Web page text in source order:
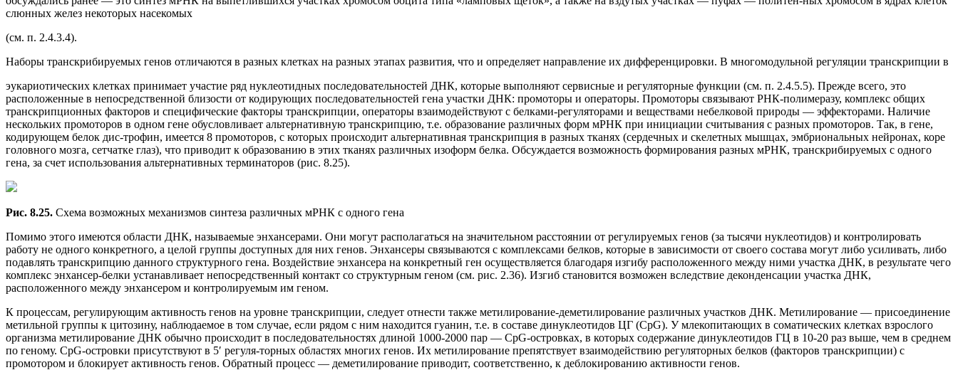
слюнных желез некоторых насекомых
(см. п. 2.4.3.4).
Наборы транскрибируемых генов отличаются в разных клетках на разных этапах развития, что и определяет направление их дифференцировки. В многомодульной регуляции транскрипции в
эукариотических клетках принимает участие ряд нуклеотидных последовательностей ДНК, которые выполняют сервисные и регуляторные функции (см. п. 2.4.5.5). Прежде всего, это
расположенные в непосредственной близости от кодирующих последовательностей гена участки ДНК: промоторы и операторы. Промоторы связывают РНК-полимеразу, комплекс общих
транскрипционных факторов и специфические факторы транскрипции, операторы взаимодействуют с белками-регуляторами и веществами небелковой природы — эффекторами. Наличие
нескольких промоторов в одном гене обусловливает альтернативную транскрипцию, т.е. образование различных форм мРНК при инициации считывания с разных промоторов. Так, в гене,
кодирующем белок дис-трофин, имеется 8 промоторов, с которых происходит альтернативная транскрипция в разных тканях (сердечных и скелетных мышцах, эмбриональных нейронах, коре
головного мозга, сетчатке глаз), что приводит к образованию в этих тканях различных изоформ белка. Обсуждается возможность формирования разных мРНК, транскрибируемых с одного
гена, за счет использования альтернативных терминаторов (рис. 8.25).
Рис. 8.25. Схема возможных механизмов синтеза различных мРНК с одного гена
Помимо этого имеются области ДНК, называемые энхансерами. Они могут располагаться на значительном расстоянии от регулируемых генов (за тысячи нуклеотидов) и контролировать
работу не одного конкретного, а целой группы доступных для них генов. Энхансеры связываются с комплексами белков, которые в зависимости от своего состава могут либо усиливать, либо
подавлять транскрипцию данного структурного гена. Воздействие энхансера на конкретный ген осуществляется благодаря изгибу расположенного между ними участка ДНК, в результате чего
комплекс энхансер-белки устанавливает непосредственный контакт со структурным геном (см. рис. 2.36). Изгиб становится возможен вследствие деконденсации участка ДНК,
расположенного между энхансером и контролируемым им геном.
К процессам, регулирующим активность генов на уровне транскрипции, следует отнести также метилирование-деметилирование различных участков ДНК. Метилирование — присоединение
метильной группы к цитозину, наблюдаемое в том случае, если рядом с ним находится гуанин, т.е. в составе динуклеотидов ЦГ (CpG). У млекопитающих в соматических клетках взрослого
организма метилирование ДНК обычно происходит в последовательностях длиной 1000-2000 пар — CpG-островках, в которых содержание динуклеотидов ГЦ в 10-20 раз выше, чем в среднем
по геному. CpG-островки присутствуют в 5′ регуля-торных областях многих генов. Их метилирование препятствует взаимодействию регуляторных белков (факторов транскрипции) с
промотором и блокирует активность генов. Обратный процесс — деметилирование приводит, соответственно, к деблокированию активности генов.